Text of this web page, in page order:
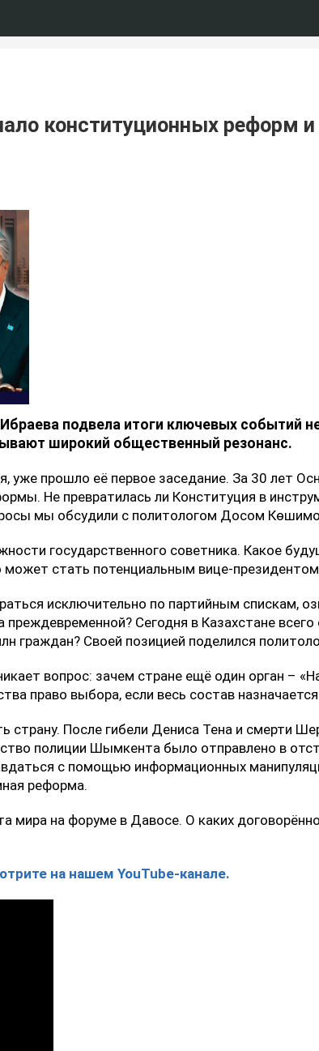
конституционных реформ
подвела итоги ключевых событий
широкий общественный резонанс.
уже прошло её первое заседание. За 30 лет
Не превратилась ли Конституция в
мы обсудили с политологом Досом
государственного советника. Какое
стать потенциальным вице-
исключительно по партийным спискам,
Сегодня в Казахстане
граждан? Своей позицией поделился
вопрос: зачем стране ещё один орган –
право выбора, если весь состав
После гибели Дениса Тена и смерти
полиции Шымкента было отправлено в
с помощью информационных
реформа.
мира на форуме в Давосе. О каких
на нашем YouTube-канале.